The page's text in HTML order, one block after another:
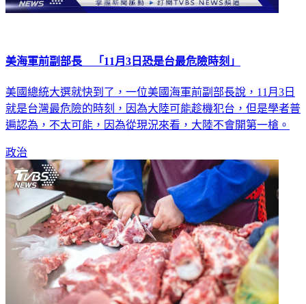
美海軍前副部長 「11月3日恐是台最危險時刻」
美國總統大選就快到了，一位美國海軍前副部長說，11月3日
就是台灣最危險的時刻，因為大陸可能趁機犯台，但是學者普
遍認為，不太可能，因為從現況來看，大陸不會開第一槍。
政治